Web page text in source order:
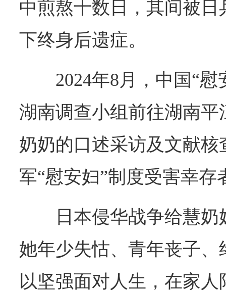
中煎熬十数日，其间被
下终身后遗症。
2024年8月，中国“
湖南调查小组前往湖南
奶奶的口述采访及文献
军“慰安妇”制度受害幸存
日本侵华战争给慧
她年少失怙、青年丧子
以坚强面对人生，在家